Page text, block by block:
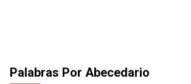
Palabras Por Abecedario